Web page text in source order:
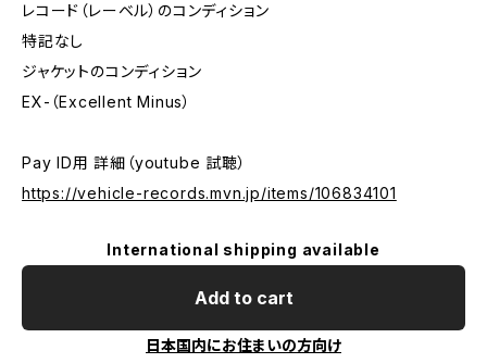
レコード（レーベル）のコンディション
特記なし
ジャケットのコンディション
EX-（Excellent Minus）
Pay ID用 詳細（youtube 試聴）
https://vehicle-records.mvn.jp/items/106834101
International shipping available
Add to cart
日本国内にお住まいの方向け